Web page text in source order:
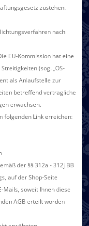
zustehen.
nach
EU-Kommission hat eine
(sog. „OS-
als Anlaufstelle zur
betreffend vertragliche
erwachsen.
folgenden Link erreichen:
der §§ 312a - 312j BB
auf der Shop-Seite
Mails, soweit Ihnen diese
AGB erteilt worden